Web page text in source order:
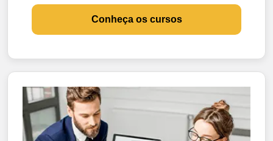
Conheça os cursos